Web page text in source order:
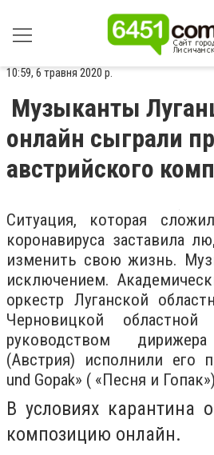
10:59, 6 травня 2020 р.
Музыканты
онлайн сыграли
австрийского
Ситуация, которая
коронавируса заставила
изменить свою жизнь.
исключением.
оркестр Луганской
Черновицкой
руководством
(Австрия) исполнили его
und Gopak» ( «Песня и
В условиях карантина
композицию онлайн.